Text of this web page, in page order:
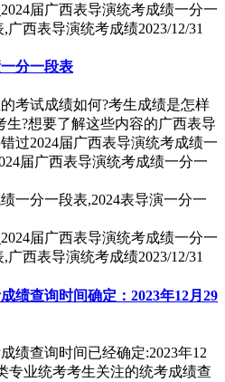
2024届广西表导演统考成绩一分一
,广西表导演统考成绩2023/12/31
分一段表
考试成绩如何?考生成绩是怎样
生?想要了解这些内容的广西表导
过2024届广西表导演统考成绩一
届广西表导演统考成绩一分一
2024届广西表导演统考成绩一分一
,广西表导演统考成绩2023/12/31
绩查询时间确定：2023年12月29
绩查询时间已经确定:2023年12
专业统考考生关注的统考成绩查